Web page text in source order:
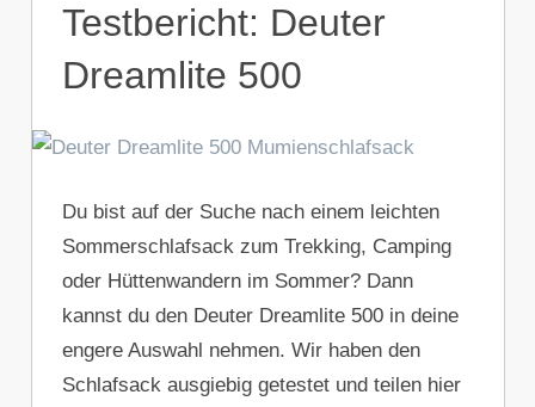
Testbericht: Deuter
Dreamlite 500
Du bist auf der Suche nach einem leichten
Sommerschlafsack zum Trekking, Camping
oder Hüttenwandern im Sommer? Dann
kannst du den Deuter Dreamlite 500 in deine
engere Auswahl nehmen. Wir haben den
Schlafsack ausgiebig getestet und teilen hier